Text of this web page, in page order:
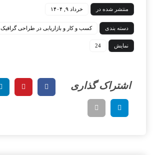
منتشر شده در خرداد ۹, ۱۴۰۴
دسته بندی کسب و کار و بازاریابی در طراحی گرافیک
نمایش 24